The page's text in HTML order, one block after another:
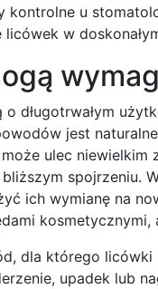
kontrolne u
w
długotrwałym
jest
ulec
spojrzeniu.
ich wymianę na
kosmetycznymi,
dla którego
upadek lub